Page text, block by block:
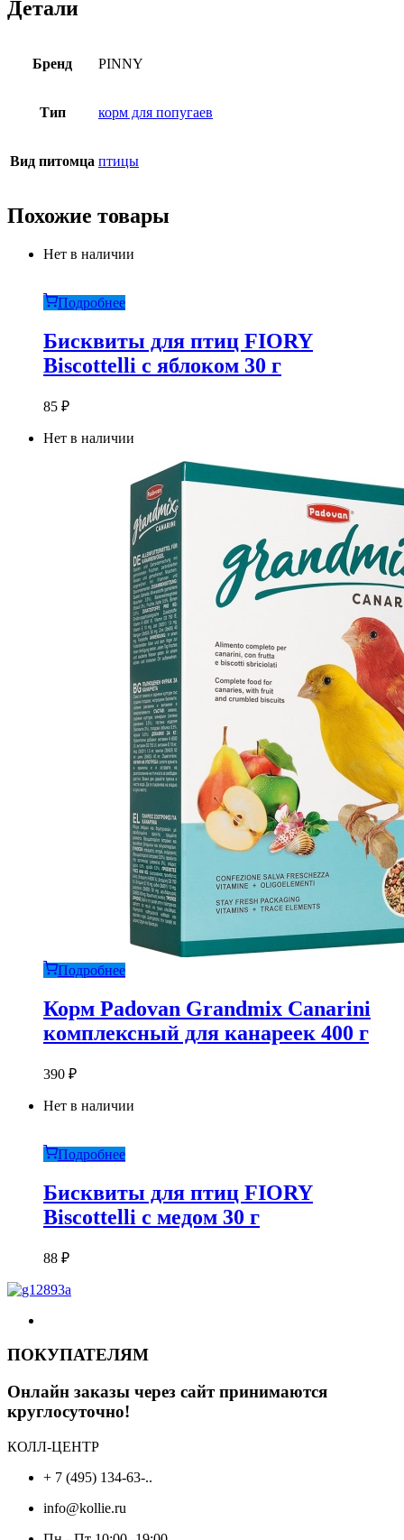
Детали
Бренд PINNY
Тип корм для попугаев
Вид питомца птицы
Похожие товары
Нет в наличии
Подробнее
Бисквиты для птиц FIORY
Biscottelli с яблоком 30 г
85 ₽
Нет в наличии
Подробнее
Корм Padovan Grandmix Canarini
комплексный для канареек 400 г
390 ₽
Нет в наличии
Подробнее
Бисквиты для птиц FIORY
Biscottelli с медом 30 г
88 ₽
ПОКУПАТЕЛЯМ
Онлайн заказы через сайт принимаются
круглосуточно!
КОЛЛ-ЦЕНТР
+ 7 (495) 134-63-..
info@kollie.ru